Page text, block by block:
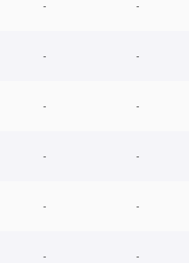
- -
- -
- -
- -
- -
- -